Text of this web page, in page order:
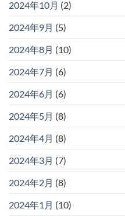
2024年10月 (2)
2024年9月 (5)
2024年8月 (10)
2024年7月 (6)
2024年6月 (6)
2024年5月 (8)
2024年4月 (8)
2024年3月 (7)
2024年2月 (8)
2024年1月 (10)